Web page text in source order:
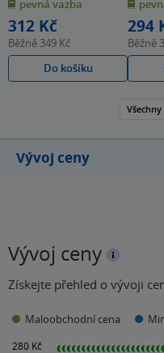
5
hvězdiček
pevná vazba
312 Kč
Běžně 349 Kč
Do košíku
5
hvězdiček
294
Běžně
Vývoj ceny
Vývoj ceny
Získejte přehled o vývoji
Maloobchodní cena